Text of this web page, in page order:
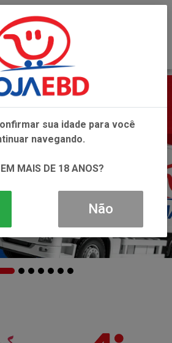
sua idade para você
navegando.
MAIS DE 18 ANOS?
Não